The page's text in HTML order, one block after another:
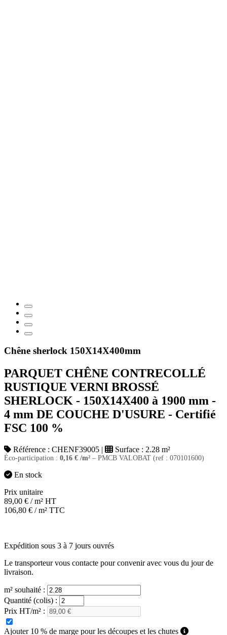
Chêne sherlock 150X14X400mm
PARQUET CHÊNE CONTRECOLLÉ
RUSTIQUE VERNI BROSSÉ
SHERLOCK - 150X14X400 à 1900 mm -
4 mm DE COUCHE D'USURE - Certifié
FSC 100 %
Référence : CHENF39005 | Surface : 2.28 m²
Éco-participation : 0,16 € /m² – PMCB VALOBAT (ref : 070101600)
En stock
Prix unitaire
89,00 € / m² HT
106,80 € / m² TTC
Expédition sous 3 à 7 jours ouvrés
Le transporteur vous contacte pour convenir avec vous du jour de
livraison.
m² souhaité :
Quantité (colis) :
Prix HT/m² :
Ajouter 10 % de marge pour les découpes et les chutes